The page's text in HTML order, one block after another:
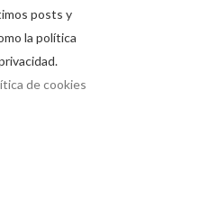
posts y
la política
de cookies